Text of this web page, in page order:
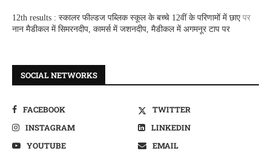
12th results : स्कालर फील्डज पब्लिक स्कूल के बच्चे 12वीं के परिणामों में छाएपर
नान मैडीकल में सिमरनदीप, कामर्स में जशनदीप, मैडीकल में अगमनूर टाप पर
SOCIAL NETWORKS
FACEBOOK
TWITTER
INSTAGRAM
LINKEDIN
YOUTUBE
EMAIL